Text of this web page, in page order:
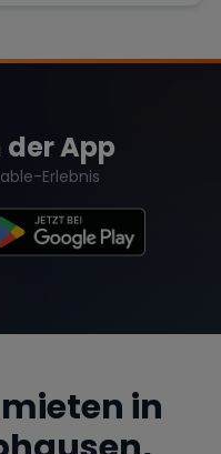
der App
Erlebnis
in